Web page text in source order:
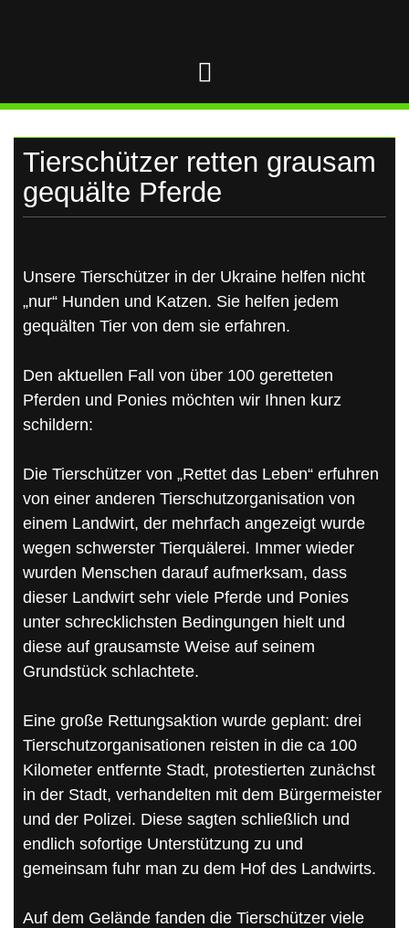
Tierschützer retten grausam
gequälte Pferde
Unsere Tierschützer in der Ukraine helfen nicht
„nur“ Hunden und Katzen. Sie helfen jedem
gequälten Tier von dem sie erfahren.
Den aktuellen Fall von über 100 geretteten
Pferden und Ponies möchten wir Ihnen kurz
schildern:
Die Tierschützer von „Rettet das Leben“ erfuhren
von einer anderen Tierschutzorganisation von
einem Landwirt, der mehrfach angezeigt wurde
wegen schwerster Tierquälerei. Immer wieder
wurden Menschen darauf aufmerksam, dass
dieser Landwirt sehr viele Pferde und Ponies
unter schrecklichsten Bedingungen hielt und
diese auf grausamste Weise auf seinem
Grundstück schlachtete.
Eine große Rettungsaktion wurde geplant: drei
Tierschutzorganisationen reisten in die ca 100
Kilometer entfernte Stadt, protestierten zunächst
in der Stadt, verhandelten mit dem Bürgermeister
und der Polizei. Diese sagten schließlich und
endlich sofortige Unterstützung zu und
gemeinsam fuhr man zu dem Hof des Landwirts.
Auf dem Gelände fanden die Tierschützer viele